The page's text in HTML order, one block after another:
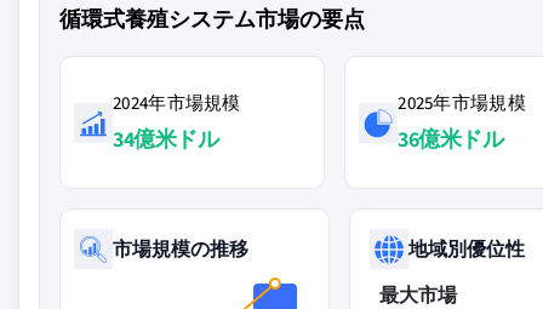
循環式養殖システム市場の要点
2024年市場規模
34億米ドル
2025年市場規模
36億米ドル
市場規模の推移
地域別優位性
最大市場